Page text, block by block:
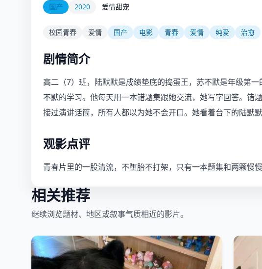
国产 2020 爱情甜宠
校园青春 爱情 国产 电影 青春 爱情 纯爱 治愈
剧情简介
高二（7）班，陆默默是成绩垫底的捣蛋王，苏不默是年级第
不默的学习。他每天用一本错题集跟她交流，她写字回答。错
接过演讲话筒，所有人都以为她不会开口。她看着台下的陆默
观影点评
青春片里的一股清流，不堕胎不打架，只有一本题集和两颗慢
相关推荐
继续浏览题材、地区或叙事气质相近的影片。